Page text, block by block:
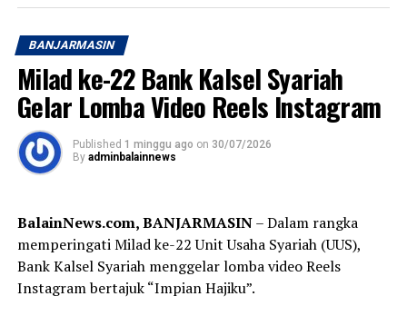
Rapat Komisi II dengan mitra terkait itu membahas
Rencana Anggaran Pendapatan dan Belanja Daerah
(RAPBD) Kalsel Tahun 2027. [adv]
Post Views: 28
Sebarkan
0
anak-anak ke arena stadion sebagai simbol harapan
lahirnya generasi muda yang mencintai olahraga,
khususnya sepak bola.
Kedatangan Gubernur H. Muhidin disambut Pangdam
XXII/Tambun Bungai Mayjen TNI Zainal Arifin bersama
jajaran Forum Koordinasi Pimpinan Daerah
(Forkopimda) Kalimantan Selatan, di antaranya Ketua
Provinsi Kalimantan Selatan, Bupati Hulu Sungai
Tengah, serta jajaran TNI, Polri, dan pemerintah daerah.
Dalam sambutannya, Gubernur H. Muhidin mengajak
BANJARMASIN
Milad ke-22 Bank Kalsel Syariah
Gelar Lomba Video Reels Instagram
Published 1 minggu ago on 30/07/2026
By adminbalainnews
BalainNews.com, BANJARMASIN– Dalam rangka
memperingati Milad ke-22 Unit Usaha Syariah (UUS),
Bank Kalsel Syariah menggelar lomba video Reels
Instagram bertajuk “Impian Hajiku”.